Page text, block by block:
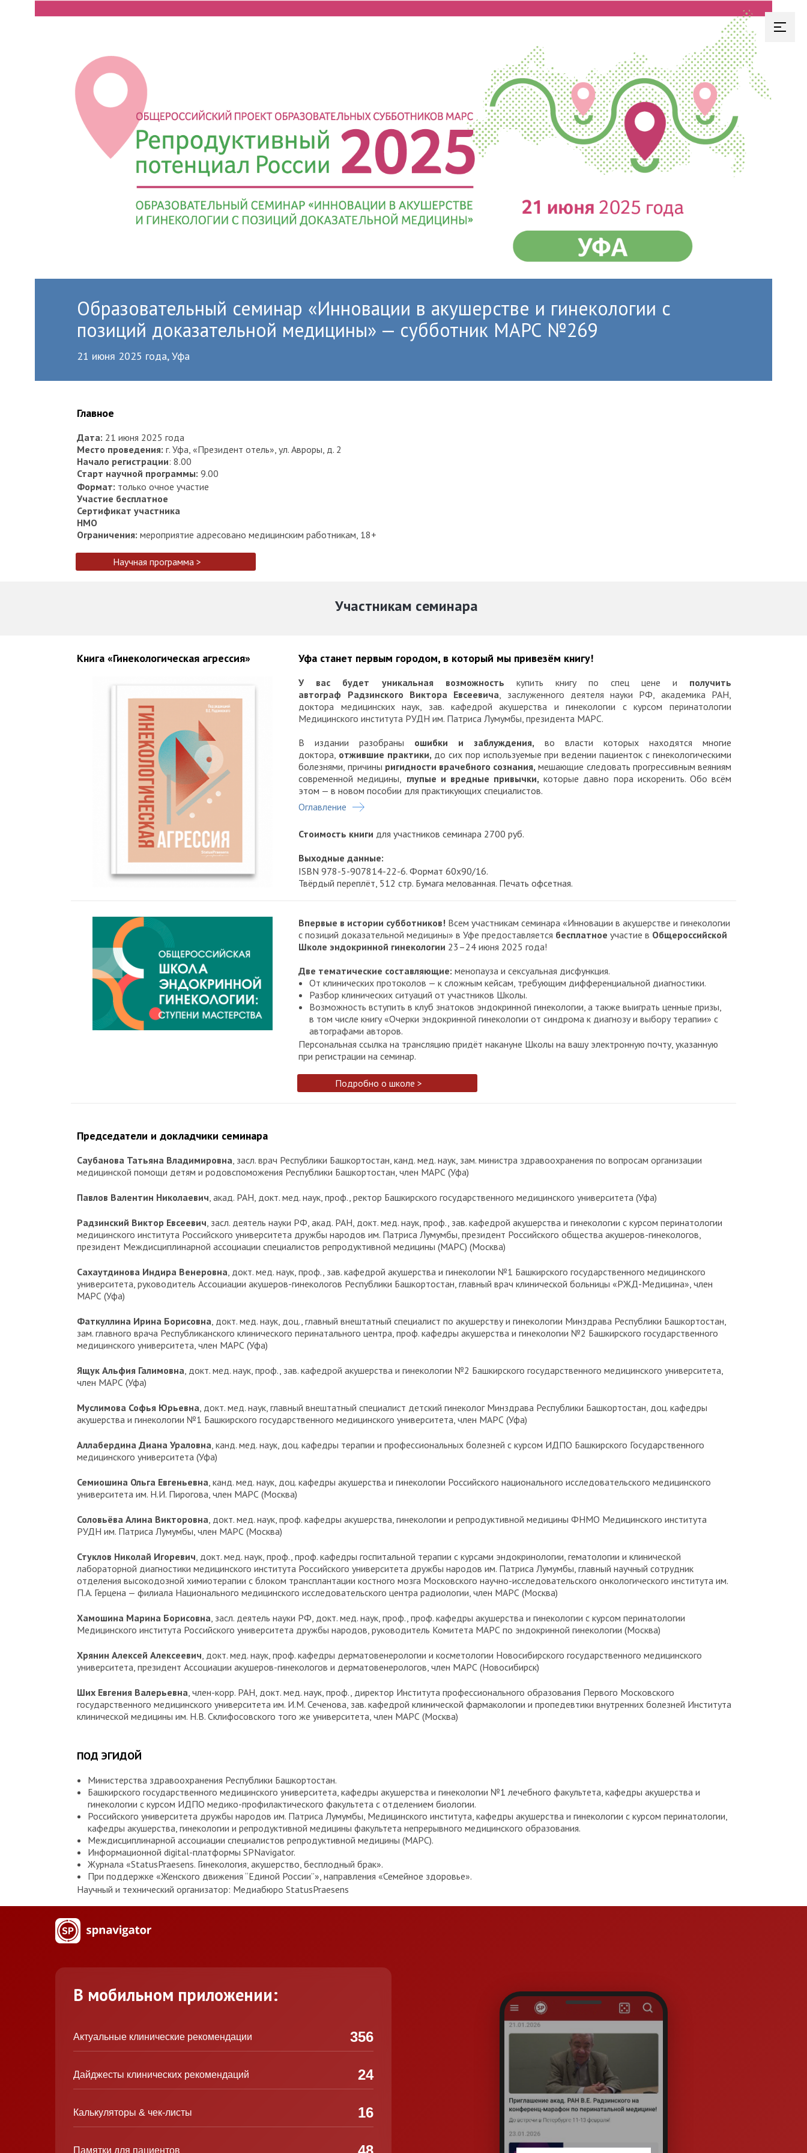
Образовательный семинар «Инновации в акушерстве и гинекологии с
позиций доказательной медицины» — субботник МАРС №269
21 июня 2025 года, Уфа
Главное
Дата: 21 июня 2025 года
Место проведения: г. Уфа, «Президент отель», ул. Авроры, д. 2
Начало регистрации: 8.00
Старт научной программы: 9.00
Формат: только очное участие
Участие бесплатное
Сертификат участника
НМО
Ограничения: мероприятие адресовано медицинским работникам, 18+
Научная программа >
Участникам семинара
Книга «Гинекологическая агрессия» Уфа станет первым городом, в который мы привезём книгу!
У вас будет уникальная возможность купить книгу по спец цене и получить
автограф Радзинского Виктора Евсеевича, заслуженного деятеля науки РФ, академика РАН,
доктора медицинских наук, зав. кафедрой акушерства и гинекологии с курсом перинатологии
Медицинского института РУДН им. Патриса Лумумбы, президента МАРС.
В издании разобраны ошибки и заблуждения, во власти которых находятся многие
доктора, отжившие практики, до сих пор используемые при ведении пациенток с гинекологическими
болезнями, причины ригидности врачебного сознания, мешающие следовать прогрессивным веяниям
современной медицины, глупые и вредные привычки, которые давно пора искоренить. Обо всём
этом — в новом пособии для практикующих специалистов.
Оглавление
Стоимость книги для участников семинара 2700 руб.
Выходные данные:
ISBN 978-5-907814-22-6. Формат 60x90/16.
Твёрдый переплёт, 512 стр. Бумага мелованная. Печать офсетная.
Впервые в истории субботников! Всем участникам семинара «Инновации в акушерстве и гинекологии
с позиций доказательной медицины» в Уфе предоставляется бесплатноеучастие в Общероссийской
Школе эндокринной гинекологии 23–24 июня 2025 года!
Две тематические составляющие:менопауза и сексуальная дисфункция.
От клинических протоколов — к сложным кейсам, требующим дифференциальной диагностики.
Разбор клинических ситуаций от участников Школы.
Возможность вступить в клуб знатоков эндокринной гинекологии, а также выиграть ценные призы,
в том числе книгу «Очерки эндокринной гинекологии от синдрома к диагнозу и выбору терапии» с
автографами авторов.
Персональная ссылка на трансляцию придёт накануне Школы на вашу электронную почту, указанную
при регистрации на семинар.
Подробно о школе >
Председатели и докладчики семинара
Саубанова Татьяна Владимировна, засл. врач Республики Башкортостан, канд. мед. наук, зам. министра здравоохранения по вопросам организации
медицинской помощи детям и родовспоможения Республики Башкортостан, член МАРС (Уфа)
Павлов Валентин Николаевич, акад. РАН, докт. мед. наук, проф., ректор Башкирского государственного медицинского университета (Уфа)
Радзинский Виктор Евсеевич, засл. деятель науки РФ, акад. РАН, докт. мед. наук, проф., зав. кафедрой акушерства и гинекологии с курсом перинатологии
медицинского института Российского университета дружбы народов им. Патриса Лумумбы, президент Российского общества акушеров-гинекологов,
президент Междисциплинарной ассоциации специалистов репродуктивной медицины (МАРС) (Москва)
Сахаутдинова Индира Венеровна, докт. мед. наук, проф., зав. кафедрой акушерства и гинекологии №1 Башкирского государственного медицинского
университета, руководитель Ассоциации акушеров-гинекологов Республики Башкортостан, главный врач клинической больницы «РЖД-Медицина», член
МАРС (Уфа)
Фаткуллина Ирина Борисовна, докт. мед. наук, доц., главный внештатный специалист по акушерству и гинекологии Минздрава Республики Башкортостан,
зам. главного врача Республиканского клинического перинатального центра, проф. кафедры акушерства и гинекологии №2 Башкирского государственного
медицинского университета, член МАРС (Уфа)
Ящук Альфия Галимовна, докт. мед. наук, проф., зав. кафедрой акушерства и гинекологии №2 Башкирского государственного медицинского университета,
член МАРС (Уфа)
Муслимова Софья Юрьевна, докт. мед. наук, главный внештатный специалист детский гинеколог Минздрава Республики Башкортостан, доц. кафедры
акушерства и гинекологии №1 Башкирского государственного медицинского университета, член МАРС (Уфа)
Аллабердина Диана Ураловна, канд. мед. наук, доц. кафедры терапии и профессиональных болезней с курсом ИДПО Башкирского Государственного
медицинского университета (Уфа)
Семиошина Ольга Евгеньевна, канд. мед. наук, доц. кафедры акушерства и гинекологии Российского национального исследовательского медицинского
университета им. Н.И. Пирогова, член МАРС (Москва)
Соловьёва Алина Викторовна, докт. мед. наук, проф. кафедры акушерства, гинекологии и репродуктивной медицины ФНМО Медицинского института
РУДН им. Патриса Лумумбы, член МАРС (Москва)
Стуклов Николай Игоревич, докт. мед. наук, проф., проф. кафедры госпитальной терапии с курсами эндокринологии, гематологии и клинической
лабораторной диагностики медицинского института Российского университета дружбы народов им. Патриса Лумумбы, главный научный сотрудник
отделения высокодозной химиотерапии с блоком трансплантации костного мозга Московского научно-исследовательского онкологического института им.
П.А. Герцена — филиала Национального медицинского исследовательского центра радиологии, член МАРС (Москва)
Хамошина Марина Борисовна, засл. деятель науки РФ, докт. мед. наук, проф., проф. кафедры акушерства и гинекологии с курсом перинатологии
Медицинского института Российского университета дружбы народов, руководитель Комитета МАРС по эндокринной гинекологии (Москва)
Хрянин Алексей Алексеевич, докт. мед. наук, проф. кафедры дерматовенерологии и косметологии Новосибирского государственного медицинского
университета, президент Ассоциации акушеров-гинекологов и дерматовенерологов, член МАРС (Новосибирск)
Ших Евгения Валерьевна, член-корр. РАН, докт. мед. наук, проф., директор Института профессионального образования Первого Московского
государственного медицинского университета им. И.М. Сеченова, зав. кафедрой клинической фармакологии и пропедевтики внутренних болезней Института
клинической медицины им. Н.В. Склифосовского того же университета, член МАРС (Москва)
ПОД ЭГИДОЙ
Министерства здравоохранения Республики Башкортостан.
Башкирского государственного медицинского университета, кафедры акушерства и гинекологии №1 лечебного факультета, кафедры акушерства и
гинекологии с курсом ИДПО медико-профилактического факультета с отделением биологии.
Российского университета дружбы народов им. Патриса Лумумбы, Медицинского института, кафедры акушерства и гинекологии с курсом перинатологии,
кафедры акушерства, гинекологии и репродуктивной медицины факультета непрерывного медицинского образования.
Междисциплинарной ассоциации специалистов репродуктивной медицины (МАРС).
Информационной digital-платформы SPNavigator.
Журнала «StatusPraesens. Гинекология, акушерство, бесплодный брак».
При поддержке «Женского движения “Единой России”», направления «Семейное здоровье».
Научный и технический организатор: Медиабюро StatusPraesens
В мобильном приложении:
Актуальные клинические рекомендации 356
Дайджесты клинических рекомендаций 24
Калькуляторы & чек-листы 16
Памятки для пациентов